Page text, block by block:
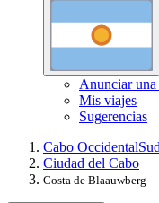
Anunciar una
Mis viajes
Sugerencias
Cabo Occidental
Ciudad del Cabo
Costa de Blaauwberg